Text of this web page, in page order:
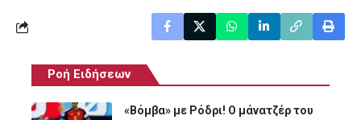
Ροή Ειδήσεων
«Βόμβα» με Ρόδρι! Ο μάνατζέρ του